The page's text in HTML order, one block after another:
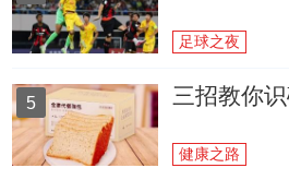
足球之夜
5 三招教你
健康之路